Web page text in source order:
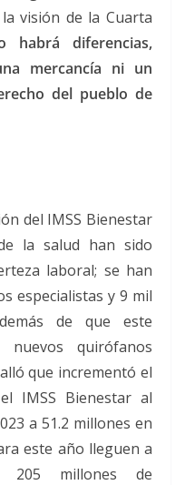
visión de la Cuarta
habrá diferencias,
mercancía ni un
del pueblo de
del IMSS Bienestar
la salud han sido
laboral; se han
especialistas y 9 mil
de que este
quirófanos
que incrementó el
IMSS Bienestar al
a 51.2 millones en
este año lleguen a
205 millones de